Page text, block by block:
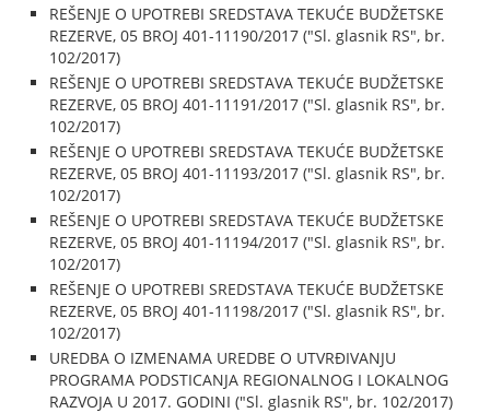
REŠENJE O UPOTREBI SREDSTAVA TEKUĆE BUDŽETSKE
REZERVE, 05 BROJ 401-11190/2017 ("Sl. glasnik RS", br.
102/2017)
REŠENJE O UPOTREBI SREDSTAVA TEKUĆE BUDŽETSKE
REZERVE, 05 BROJ 401-11191/2017 ("Sl. glasnik RS", br.
102/2017)
REŠENJE O UPOTREBI SREDSTAVA TEKUĆE BUDŽETSKE
REZERVE, 05 BROJ 401-11193/2017 ("Sl. glasnik RS", br.
102/2017)
REŠENJE O UPOTREBI SREDSTAVA TEKUĆE BUDŽETSKE
REZERVE, 05 BROJ 401-11194/2017 ("Sl. glasnik RS", br.
102/2017)
REŠENJE O UPOTREBI SREDSTAVA TEKUĆE BUDŽETSKE
REZERVE, 05 BROJ 401-11198/2017 ("Sl. glasnik RS", br.
102/2017)
UREDBA O IZMENAMA UREDBE O UTVRĐIVANJU
PROGRAMA PODSTICANJA REGIONALNOG I LOKALNOG
RAZVOJA U 2017. GODINI ("Sl. glasnik RS", br. 102/2017)